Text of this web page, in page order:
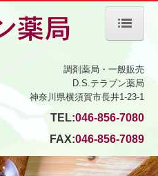
調剤薬局・一般販売
D.S.テラブン薬局
神奈川県横須賀市長井1-23-1
TEL:046-856-7080
FAX:046-856-7089